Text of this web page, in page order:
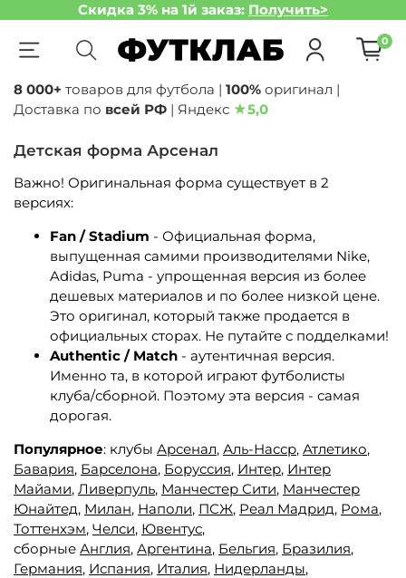
Скидка 3% на 1й заказ: Получить>
0
8 000+ товаров для футбола | 100% оригинал |
Доставка по всей РФ | Яндекс ★5,0
Детская форма Арсенал
Важно! Оригинальная форма существует в 2
версиях:
Fan / Stadium - Официальная форма,
выпущенная самими производителями Nike,
Adidas, Puma - упрощенная версия из более
дешевых материалов и по более низкой цене.
Это оригинал, который также продается в
официальных сторах. Не путайте с подделками!
Authentic / Match - аутентичная версия.
Именно та, в которой играют футболисты
клуба/сборной. Поэтому эта версия - самая
дорогая.
Популярное: клубы Арсенал, Аль-Насср, Атлетико,
Бавария, Барселона, Боруссия, Интер, Интер
Майами, Ливерпуль, Манчестер Сити, Манчестер
Юнайтед, Милан, Наполи, ПСЖ, Реал Мадрид, Рома,
Тоттенхэм, Челси, Ювентус,
сборные Англия, Аргентина, Бельгия, Бразилия,
Германия, Испания, Италия, Нидерланды,